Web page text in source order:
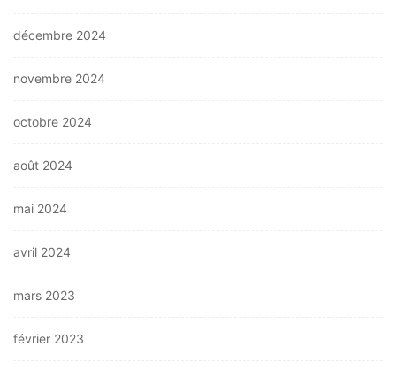
décembre 2024
novembre 2024
octobre 2024
août 2024
mai 2024
avril 2024
mars 2023
février 2023